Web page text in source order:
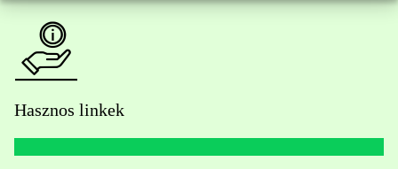
Hasznos linkek